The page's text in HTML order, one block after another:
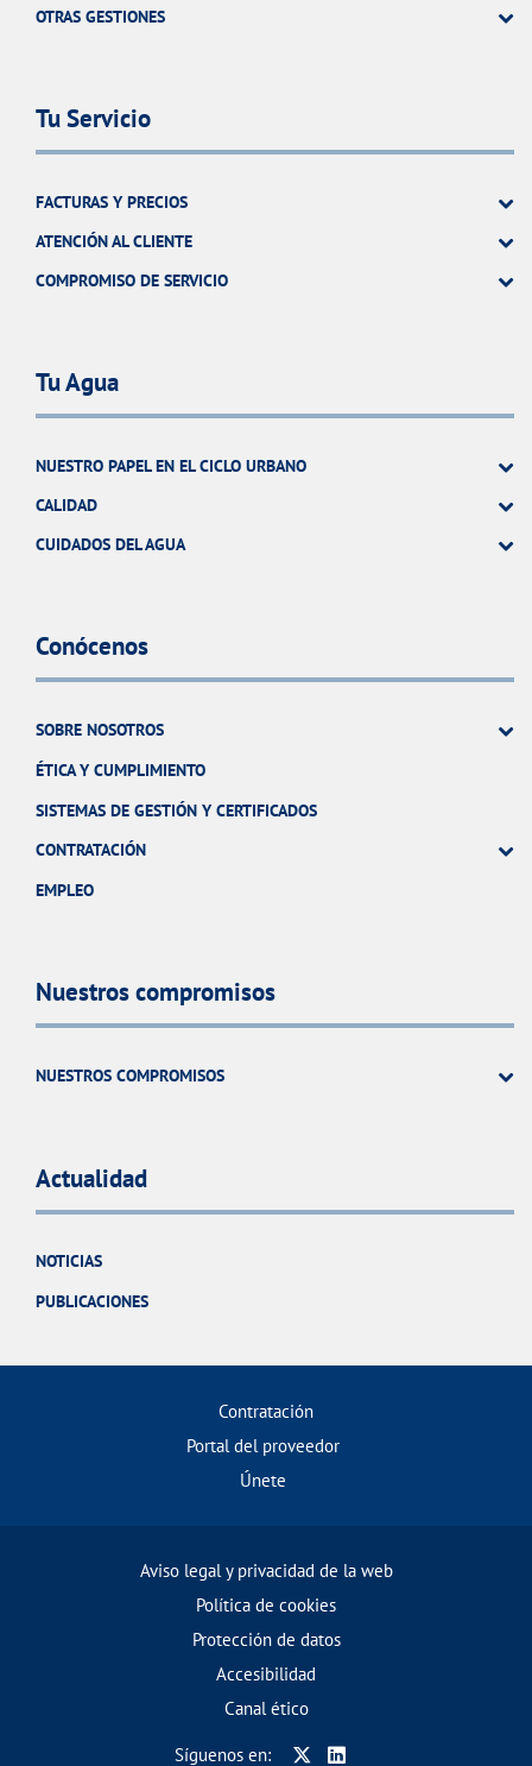
OTRAS GESTIONES
Tu Servicio
FACTURAS Y PRECIOS
ATENCIÓN AL CLIENTE
COMPROMISO DE SERVICIO
Tu Agua
NUESTRO PAPEL EN EL CICLO URBANO
CALIDAD
CUIDADOS DEL AGUA
Conócenos
SOBRE NOSOTROS
ÉTICA Y CUMPLIMIENTO
SISTEMAS DE GESTIÓN Y CERTIFICADOS
CONTRATACIÓN
EMPLEO
Nuestros compromisos
NUESTROS COMPROMISOS
Actualidad
NOTICIAS
PUBLICACIONES
Contratación
Portal del proveedor
Únete
Aviso legal y privacidad de la web
Política de cookies
Protección de datos
Accesibilidad
Canal ético
Síguenos en: